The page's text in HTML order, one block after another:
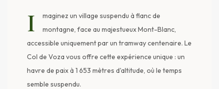
I
maginez un village suspendu à flanc de
montagne, face au majestueux Mont-Blanc,
accessible uniquement par un tramway centenaire. Le
Col de Voza vous offre cette expérience unique : un
havre de paix à 1 653 mètres d'altitude, où le temps
semble suspendu.